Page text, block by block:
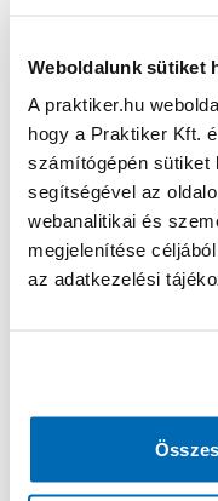
Weboldalunk sütiket
A praktiker.hu
hogy a Praktiker Kft.
számítógépén sütiket
segítségével az
webanalitikai és
megjelenítése
az adatkezelési